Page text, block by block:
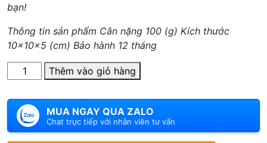
bạn!
Thông tin sản phẩm Cân nặng 100 (g) Kích thước
10x10x5 (cm) Bảo hành 12 tháng
lượng
Thêm vào giỏ hàng
MUA NGAY QUA ZALO
Chat trực tiếp với nhân viên tư vấn